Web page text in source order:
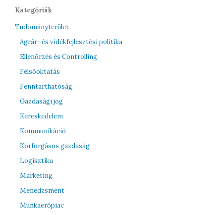
Kategóriák
Tudományterület
Agrár- és vidékfejlesztési politika
Ellenőrzés és Controlling
Felsőoktatás
Fenntarthatóság
Gazdasági jog
Kereskedelem
Kommunikáció
Körforgásos gazdaság
Logisztika
Marketing
Menedzsment
Munkaerőpiac